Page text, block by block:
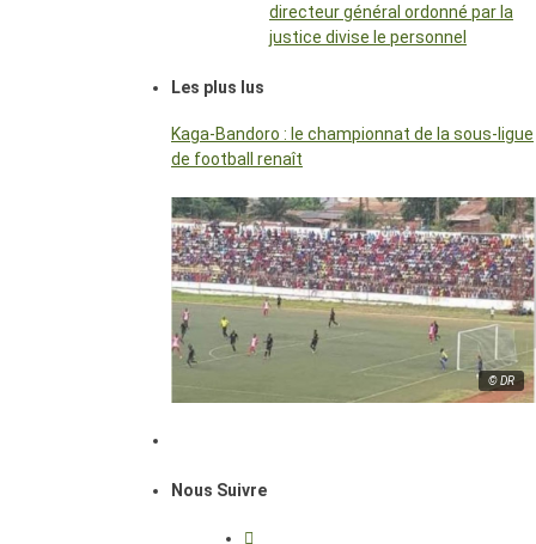
directeur général ordonné par la
justice divise le personnel
Les plus lus
Kaga-Bandoro : le championnat de la sous-ligue
de football renaît
© DR
Nous Suivre